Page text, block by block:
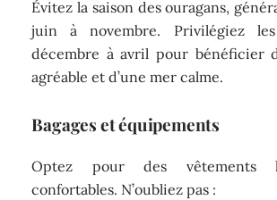
Évitez la saison des ouragans,
juin à novembre. Privilégiez
décembre à avril pour bénéficier
agréable et d’une mer calme.
Bagages et équipements
Optez pour des vêtements
confortables. N’oubliez pas :